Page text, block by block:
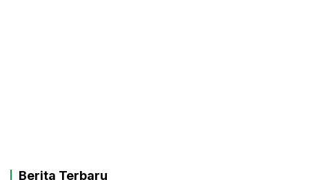
Berita Terbaru